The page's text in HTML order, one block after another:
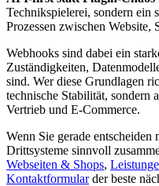
Technikspielerei, sondern ein
Prozessen zwischen Website,
Webhooks sind dabei ein
Zuständigkeiten,
sind. Wer diese Grundlagen
technische Stabilität, sondern
Vertrieb und E-Commerce.
Wenn Sie gerade entscheiden
Drittsysteme sinnvoll
Webseiten & Shops,
Kontaktformularder beste